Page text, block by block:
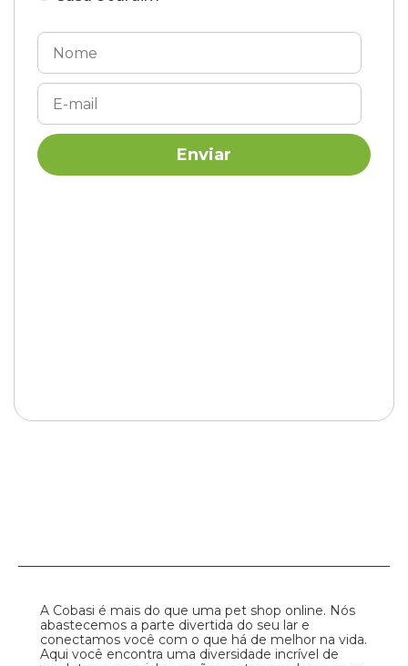
A Cobasi é mais do que uma pet shop online. Nós
abastecemos a parte divertida do seu lar e
conectamos você com o que há de melhor na vida.
Aqui você encontra uma diversidade incrível de